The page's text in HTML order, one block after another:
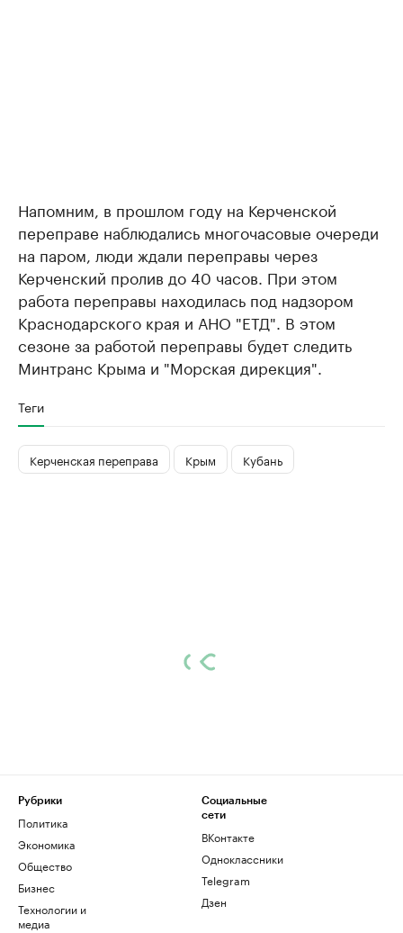
Напомним, в прошлом году на Керченской
переправе наблюдались многочасовые очереди
на паром, люди ждали переправы через
Керченский пролив до 40 часов. При этом
работа переправы находилась под надзором
Краснодарского края и АНО "ЕТД". В этом
сезоне за работой переправы будет следить
Минтранс Крыма и "Морская дирекция".
Теги
Керченская переправа Крым Кубань
Рубрики
Политика
Экономика
Общество
Бизнес
Технологии и
медиа
Социальные
сети
ВКонтакте
Одноклассники
Telegram
Дзен